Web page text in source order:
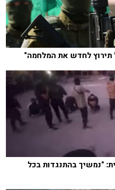
תירוץ לחדש את המלחמה"
"נמשיך בהתנגדות בכל